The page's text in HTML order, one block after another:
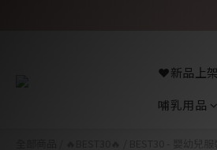
❤️新品上
哺乳用品
BEST30 - 嬰幼兒